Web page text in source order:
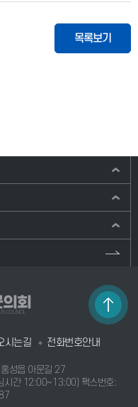
목록보기
회
COUNCIL
시는길 전화번호안내
성읍 아문길 27
시간 12:00~13:00) 팩스번호: